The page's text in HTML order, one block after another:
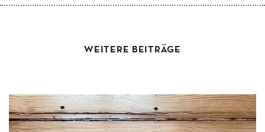
WEITERE BEITRÄGE